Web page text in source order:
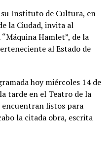
Instituto de Cultura, en
la Ciudad, invita al
Hamlet”, de la
al Estado de
hoy miércoles 14 de
tarde en el Teatro de la
encuentran listos para
la citada obra, escrita